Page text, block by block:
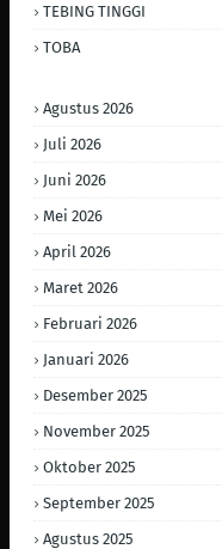
TEBING TINGGI
TOBA
Agustus 2026
Juli 2026
Juni 2026
Mei 2026
April 2026
Maret 2026
Februari 2026
Januari 2026
Desember 2025
November 2025
Oktober 2025
September 2025
Agustus 2025